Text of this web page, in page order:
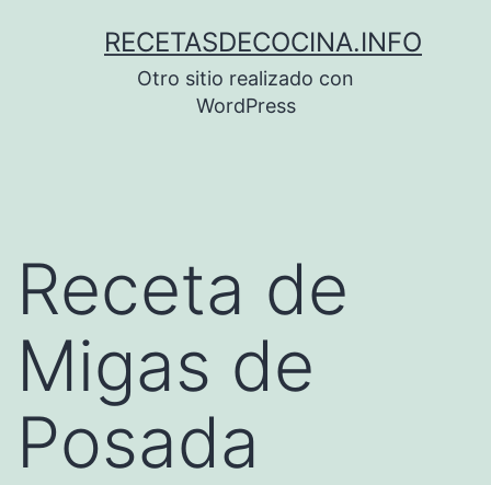
RECETASDECOCINA.INFO
Otro sitio realizado con
WordPress
Receta de
Migas de
Posada